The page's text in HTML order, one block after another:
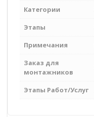
Категории
Этапы
Примечания
Заказ для
монтажников
Этапы Работ/Услуг